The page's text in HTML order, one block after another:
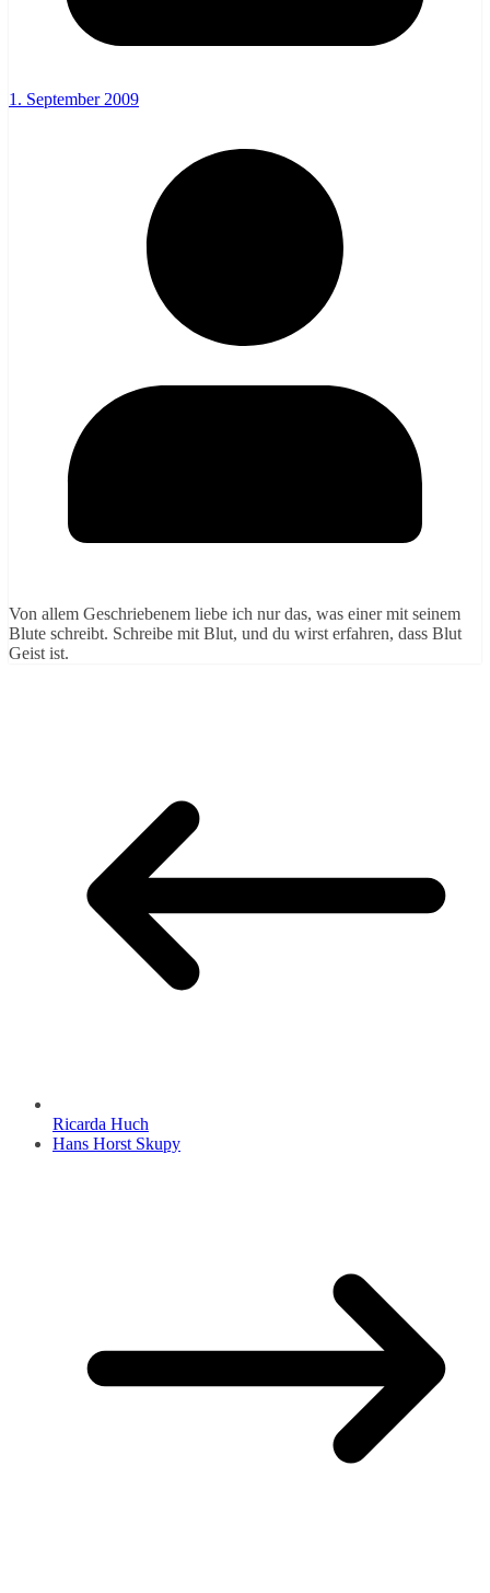
1. September 2009
Von allem Geschriebenem liebe ich nur das, was einer mit seinem
Blute schreibt. Schreibe mit Blut, und du wirst erfahren, dass Blut
Geist ist.
Ricarda Huch
Hans Horst Skupy